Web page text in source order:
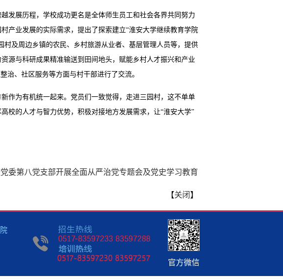
发展历程，学校成功更名是全体师生员工和社会各界共同努力
产业发展的实际需求， 提出 了探索建立“淮安大学继续教育学院
及周边乡镇的农民、乡村旅游从业者、基层管理人员等，提供
源与科研成果精准输送到田间地头，赋能乡村人才振兴和产业
治、社区服务等方面与村干部进行了交流。
作为有机统一起来。党员们一致觉得，走进三园村，这不单单
校的人才与智力优势，积极对接地方发展需求，让“淮安大学”
委第八党支部开展全面从严治党专题会及党史学习教育
【关闭 】
官方微信